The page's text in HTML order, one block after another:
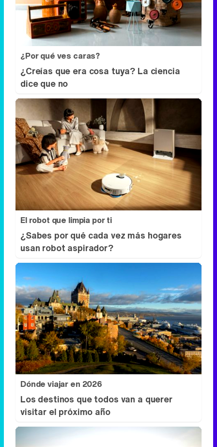
¿Por qué ves caras?
¿Creías que era cosa tuya? La ciencia
dice que no
El robot que limpia por ti
¿Sabes por qué cada vez más hogares
usan robot aspirador?
Dónde viajar en 2026
Los destinos que todos van a querer
visitar el próximo año